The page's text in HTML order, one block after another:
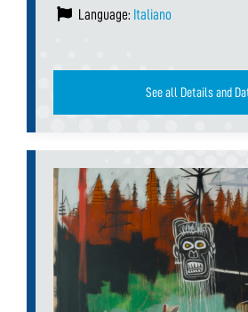
Language: Italiano
See all Details and